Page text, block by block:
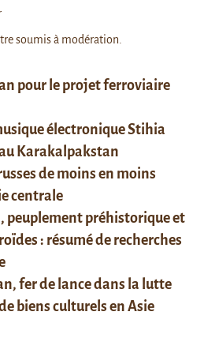
pour le projet ferroviaire
électronique Stihia
Karakalpakstan
de moins en moins
centrale
peuplement préhistorique et
: résumé de recherches
fer de lance dans la lutte
biens culturels en Asie
soumis à modération.